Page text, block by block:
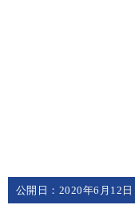
公開日： 2020年6月12日